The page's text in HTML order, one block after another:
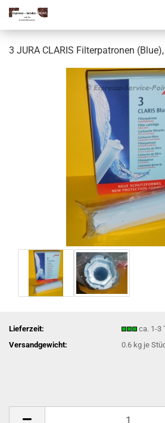
3 JURA CLARIS Filterpatronen
Lieferzeit: ca. 1-3
Versandgewicht: 0.6 kg je